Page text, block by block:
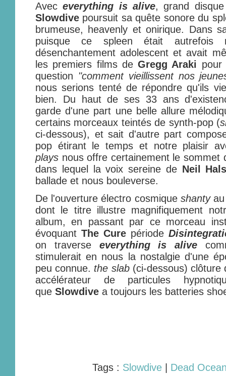
Aveceverything is alive, grand
Slowdive poursuit sa quête sonore du
brumeuse, heavenly et onirique. Dans
puisque ce spleen était autrefois
désenchantement adolescent et avait
les premiers films de Gregg Araki
question "comment vieillissent nos
nous serions tenté de répondre qu'ils
bien. Du haut de ses 33 ans
garde d'une part une belle allure
certains morceaux teintés de synth-pop (
ci-dessous), et sait d'autre part
pop étirant le temps et notre plaisir
plays nous offre certainement le sommet
dans lequel la voix sereine de Neil
ballade et nous bouleverse.
De l'ouverture électro cosmique shantyau
dont le titre illustre magnifiquement
album, en passant par ce morceau
évoquant The Cure période
on traverse everything is alive
stimulerait en nous la nostalgie d'une
peu connue. the slab(ci-dessous) clôture
accélérateur de particules
que Slowdive a toujours les batteries
Tags : Slowdive| Dead